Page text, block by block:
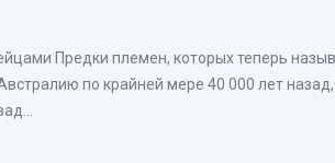
Предки племен, которых теперь
по крайней мере 40 000 лет назад,